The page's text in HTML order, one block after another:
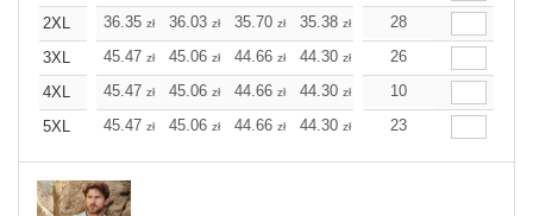
2XL
36.35 zł 36.03 zł 35.70 zł 35.38 zł 35.10
28
3XL
45.47 zł 45.06 zł 44.66 zł 44.30 zł 43.89
26
4XL
45.47 zł 45.06 zł 44.66 zł 44.30 zł 43.89
10
5XL
45.47 zł 45.06 zł 44.66 zł 44.30 zł 43.89
23